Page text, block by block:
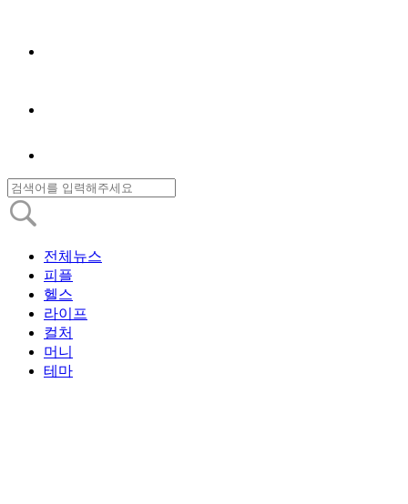
전체뉴스
피플
헬스
라이프
컬처
머니
테마